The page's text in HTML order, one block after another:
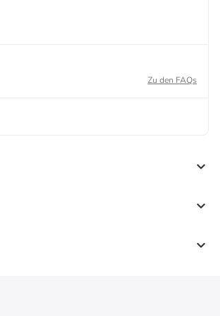
Zu den FAQs